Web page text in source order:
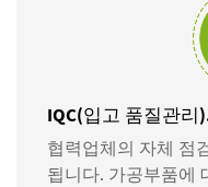
IQC(입고 품질관리
협력업체의 자체 점
됩니다. 가공부품에